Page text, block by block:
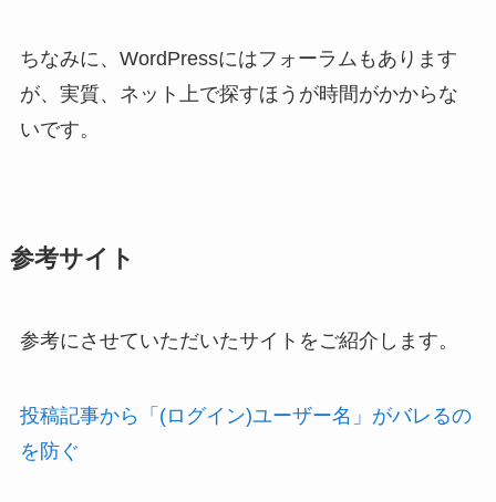
ちなみに、WordPressにはフォーラムもあります
が、実質、ネット上で探すほうが時間がかからな
いです。
参考サイト
参考にさせていただいたサイトをご紹介します。
投稿記事から「(ログイン)ユーザー名」がバレるの
を防ぐ